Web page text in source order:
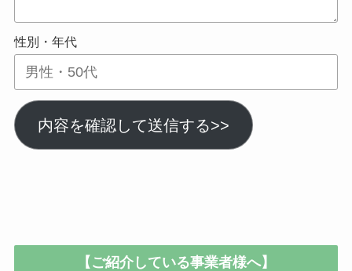
性別・年代
内容を確認して送信する>>
【ご紹介している事業者様へ】